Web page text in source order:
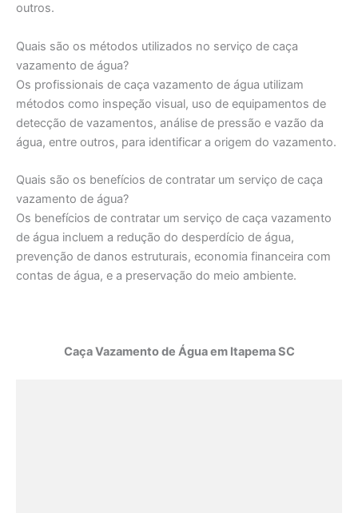
outros.
Quais são os métodos utilizados no serviço de caça
vazamento de água?
Os profissionais de caça vazamento de água utilizam
métodos como inspeção visual, uso de equipamentos de
detecção de vazamentos, análise de pressão e vazão da
água, entre outros, para identificar a origem do vazamento.
Quais são os benefícios de contratar um serviço de caça
vazamento de água?
Os benefícios de contratar um serviço de caça vazamento
de água incluem a redução do desperdício de água,
prevenção de danos estruturais, economia financeira com
contas de água, e a preservação do meio ambiente.
Caça Vazamento de Água em Itapema SC